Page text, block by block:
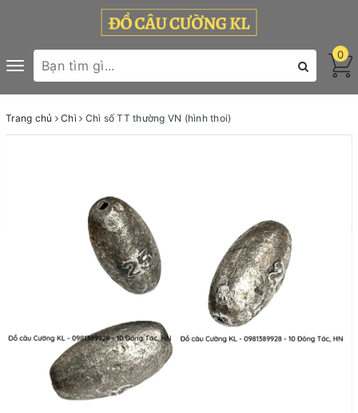
Toggle
navigation
0
Trang chủ Chì Chì số TT thường VN (hình thoi)